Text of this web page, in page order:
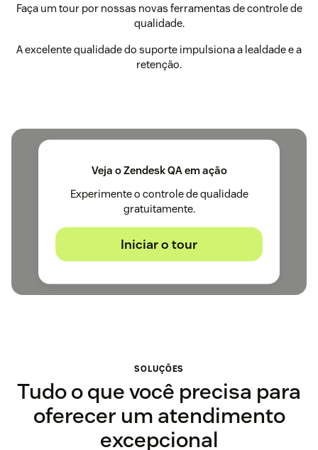
Faça um tour por nossas novas ferramentas de controle de
qualidade.
A excelente qualidade do suporte impulsiona a lealdade e a
retenção.
Veja o Zendesk QA em ação
Experimente o controle de qualidade
gratuitamente.
Iniciar o tour
SOLUÇÕES
Tudo o que você precisa para
oferecer um atendimento
excepcional